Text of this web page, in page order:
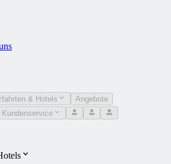
& Hotels
Angebote
Kundenservice